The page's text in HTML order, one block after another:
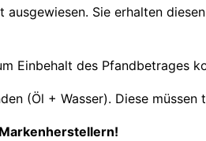
Sie erhalten
Einbehalt des Pfandbetrages
(Öl + Wasser). Diese müssen